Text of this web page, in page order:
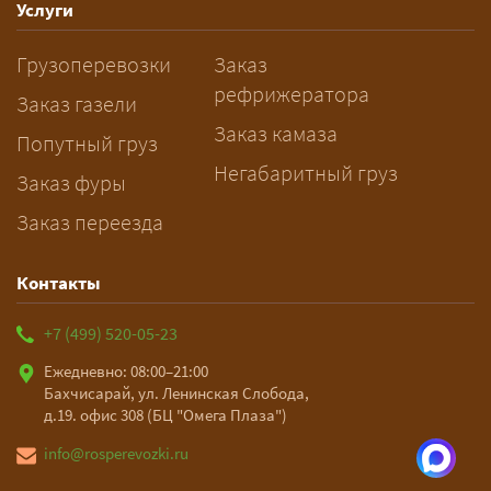
— Оставьте заявку с маршрутом,
датой и параметрами груза — логист
рассчитает стоимость за 5–10 минут
и подберёт машину. Все условия и
цена фиксируются в договоре;
оплата после доставки, перед
выгрузкой.
Услуги
Грузоперевозки
Заказ газели
Попутный груз
Заказ фуры
Заказ переезда
Заказ
рефрижератора
Заказ камаза
Негабаритный груз
Контакты
+7 (499) 520-05-23
Ежедневно: 08:00–21:00
Бахчисарай, ул. Ленинская Слобода,
д.19. офис 308 (БЦ "Омега Плаза")
info@rosperevozki.ru